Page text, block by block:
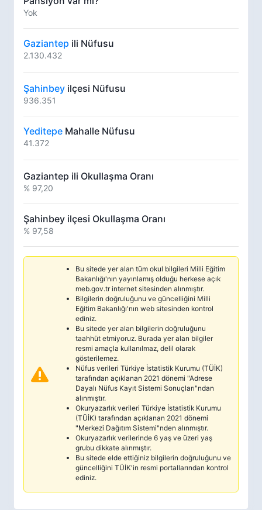
Yok
Gaziantep ili Nüfusu
2.130.432
Şahinbey ilçesi Nüfusu
936.351
Yeditepe Mahalle Nüfusu
41.372
Gaziantep ili Okullaşma Oranı
% 97,20
Şahinbey ilçesi Okullaşma Oranı
% 97,58
Bu sitede yer alan tüm okul bilgileri Milli Eğitim
Bakanlığı'nın yayınlamış olduğu herkese açık
meb.gov.tr internet sitesinden alınmıştır.
Bilgilerin doğruluğunu ve güncelliğini Milli
Eğitim Bakanlığı'nın web sitesinden kontrol
ediniz.
Bu sitede yer alan bilgilerin doğruluğunu
taahhüt etmiyoruz. Burada yer alan bilgiler
resmi amaçla kullanılmaz, delil olarak
gösterilemez.
Nüfus verileri Türkiye İstatistik Kurumu (TÜİK)
tarafından açıklanan 2021 dönemi "Adrese
Dayalı Nüfus Kayıt Sistemi Sonuçları"ndan
alınmıştır.
Okuryazarlık verileri Türkiye İstatistik Kurumu
(TÜİK) tarafından açıklanan 2021 dönemi
"Merkezi Dağıtım Sistemi"nden alınmıştır.
Okuryazarlık verilerinde 6 yaş ve üzeri yaş
grubu dikkate alınmıştır.
Bu sitede elde ettiğiniz bilgilerin doğruluğunu ve
güncelliğini TÜİK'in resmi portallarından kontrol
ediniz.